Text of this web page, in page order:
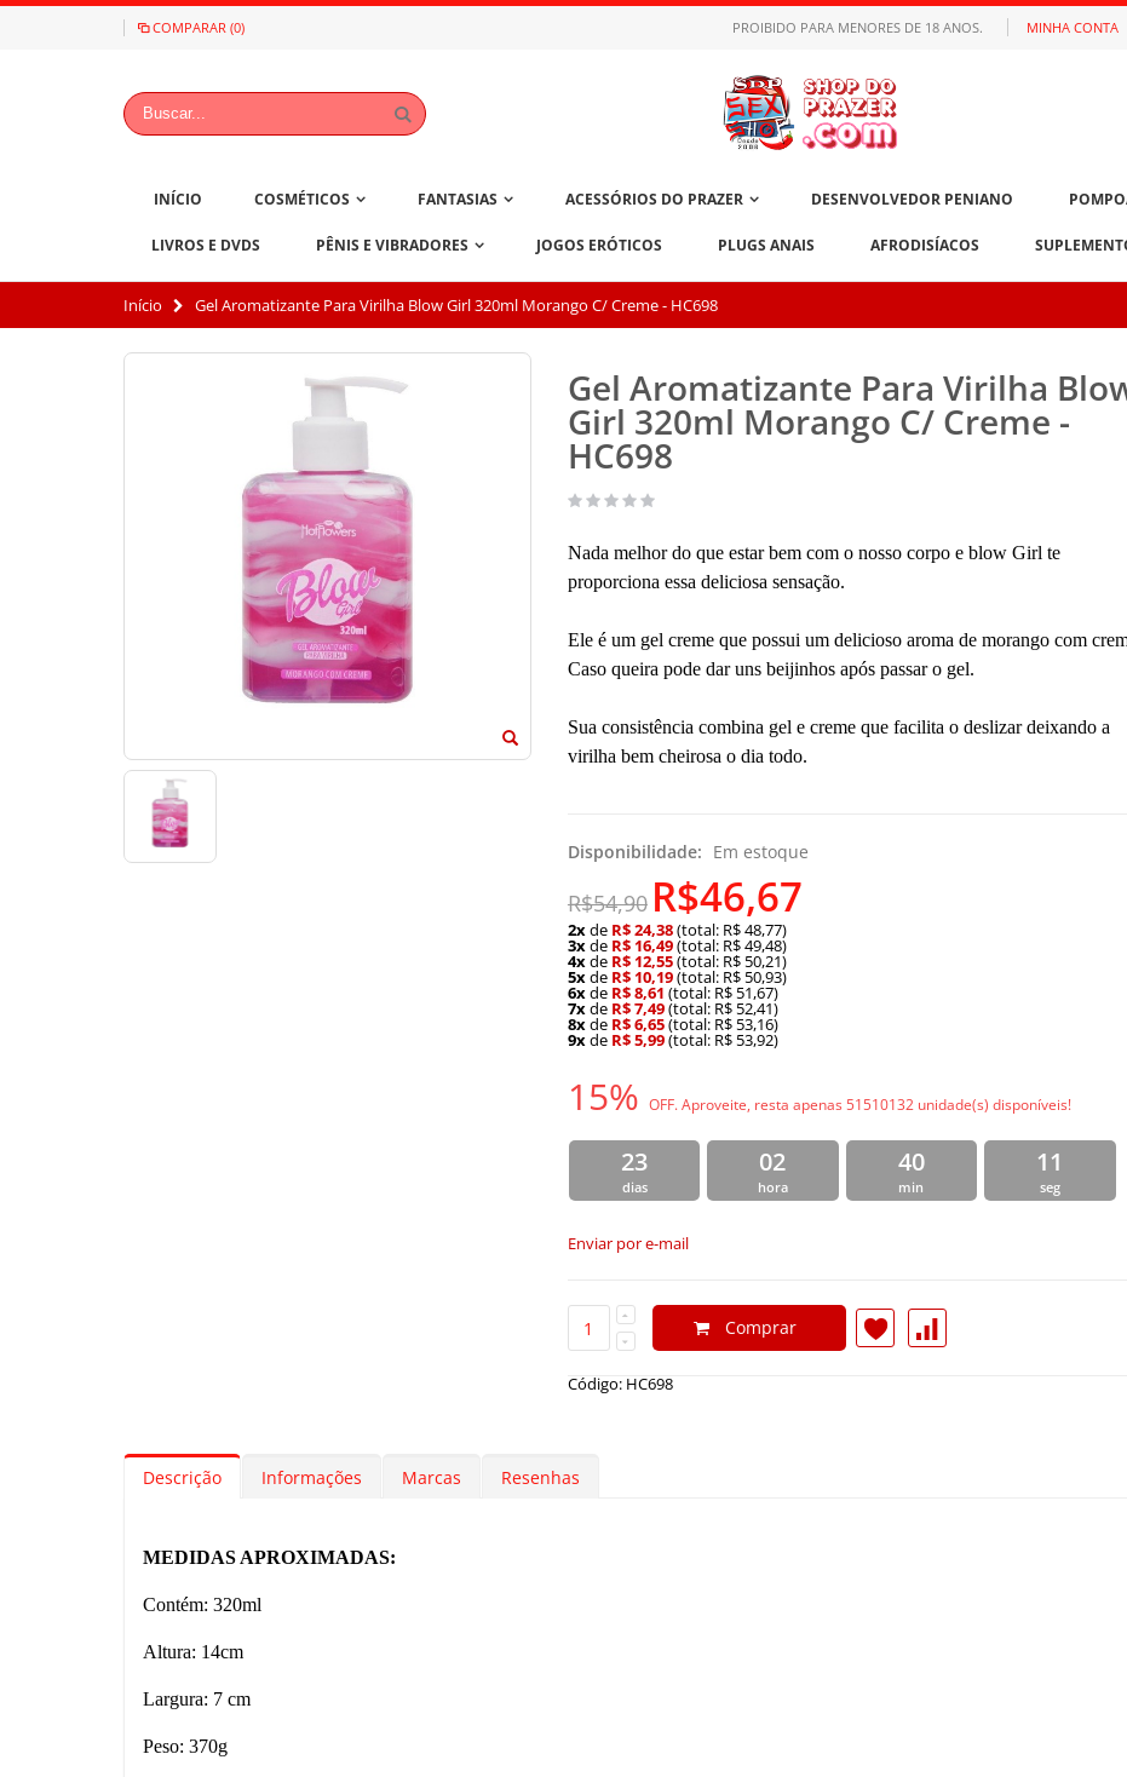
COMPARAR (0) MINHA CONTA
PROIBIDO PARA MENORES DE 18 ANOS.
INÍCIO COSMÉTICOS FANTASIAS ACESSÓRIOS DO PRAZER DESENVOLVEDOR PENIANO
LIVROS E DVDS PÊNIS E VIBRADORES JOGOS ERÓTICOS PLUGS ANAIS AFRODISÍACOS
Início Gel Aromatizante Para Virilha Blow Girl 320ml Morango C/ Creme - HC698
Gel Aromatizante Para Virilha
Girl 320ml Morango C/ Creme -
HC698
Nada melhor do que estar bem com o nosso corpo e blow Girl te
proporciona essa deliciosa sensação.
Ele é um gel creme que possui um delicioso aroma de morango com
Caso queira pode dar uns beijinhos após passar o gel.
Sua consistência combina gel e creme que facilita o deslizar deixando a
virilha bem cheirosa o dia todo.
Disponibilidade: Em estoque
R$54,90 R$46,67
2xde R$ 24,38(total: R$ 48,77)
3xde R$ 16,49(total: R$ 49,48)
4xde R$ 12,55(total: R$ 50,21)
5xde R$ 10,19(total: R$ 50,93)
6xde R$ 8,61 (total: R$ 51,67)
7xde R$ 7,49(total: R$ 52,41)
8xde R$ 6,65(total: R$ 53,16)
9xde R$ 5,99(total: R$ 53,92)
15% OFF. Aproveite, resta apenas 51510132 unidade(s) disponíveis!
23
dias
02
hora
40
min
10
seg
Enviar por e-mail
Comprar
Código: HC698
Descrição Informações Marcas Resenhas
MEDIDAS APROXIMADAS:
Contém: 320ml
Altura: 14cm
Largura: 7 cm
Peso: 370g